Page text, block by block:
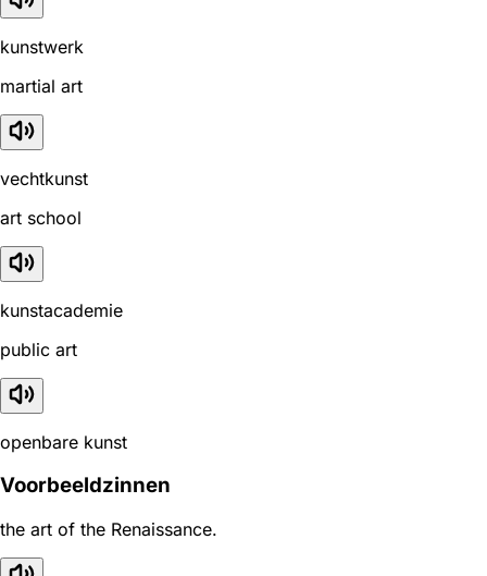
kunstwerk
martial art
vechtkunst
art school
kunstacademie
public art
openbare kunst
Voorbeeldzinnen
the art of the Renaissance.